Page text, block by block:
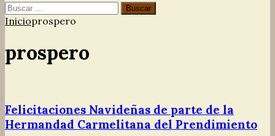
Buscar:
Inicioprospero
prospero
Felicitaciones Navideñas de parte de la
Hermandad Carmelitana del Prendimiento